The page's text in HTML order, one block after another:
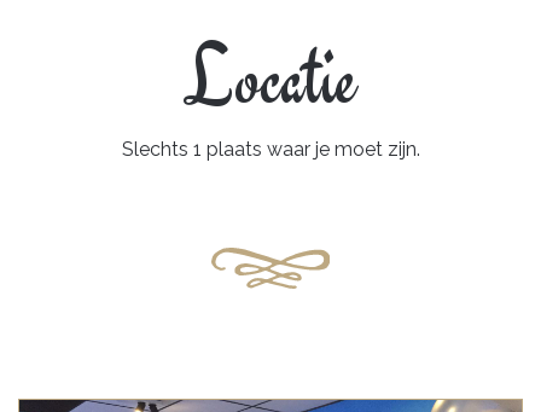
Locatie
Slechts 1 plaats waar je moet zijn.